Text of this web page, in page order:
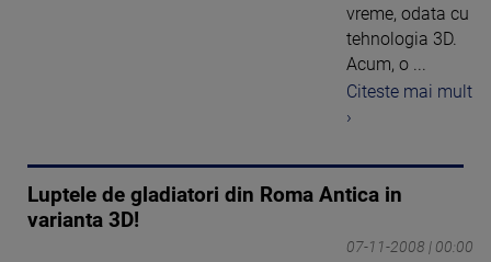
vreme, odata cu
tehnologia 3D.
Acum, o ...
Citeste mai mult
›
Luptele de gladiatori din Roma Antica in
varianta 3D!
07-11-2008 | 00:00